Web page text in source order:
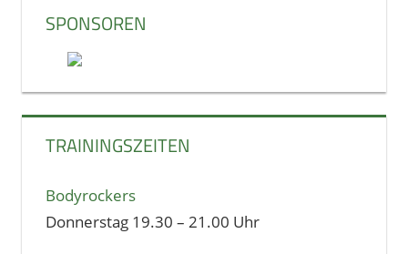
SPONSOREN
TRAININGSZEITEN
Bodyrockers
Donnerstag 19.30 – 21.00 Uhr